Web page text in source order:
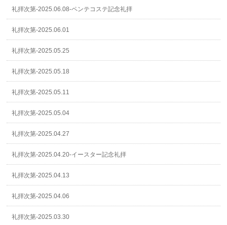
礼拝次第-2025.06.08-ペンテコステ記念礼拝
礼拝次第-2025.06.01
礼拝次第-2025.05.25
礼拝次第-2025.05.18
礼拝次第-2025.05.11
礼拝次第-2025.05.04
礼拝次第-2025.04.27
礼拝次第-2025.04.20-イースター記念礼拝
礼拝次第-2025.04.13
礼拝次第-2025.04.06
礼拝次第-2025.03.30